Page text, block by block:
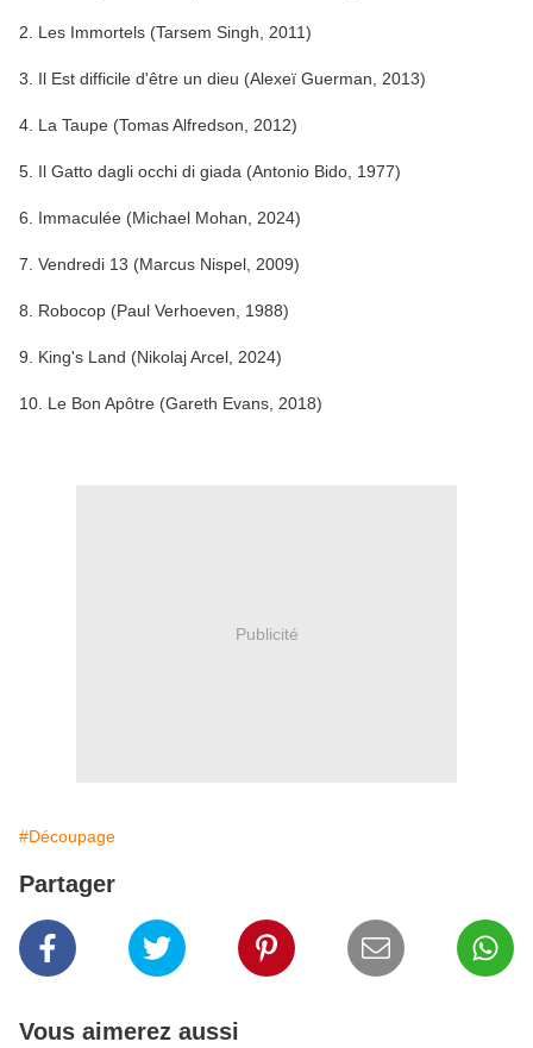
2. Les Immortels (Tarsem Singh, 2011)
3. Il Est difficile d'être un dieu (Alexeï Guerman, 2013)
4. La Taupe (Tomas Alfredson, 2012)
5. Il Gatto dagli occhi di giada (Antonio Bido, 1977)
6. Immaculée (Michael Mohan, 2024)
7. Vendredi 13 (Marcus Nispel, 2009)
8. Robocop (Paul Verhoeven, 1988)
9. King's Land (Nikolaj Arcel, 2024)
10. Le Bon Apôtre (Gareth Evans, 2018)
Publicité
#Découpage
Partager
Vous aimerez aussi